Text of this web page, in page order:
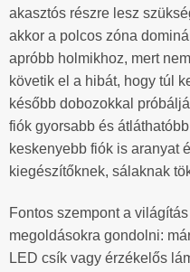
akasztós részre lesz
akkor a polcos zóna
apróbb holmikhoz, mert
követik el a hibát, hogy túl
később dobozokkal
fiók gyorsabb és
keskenyebb fiók is aranyat
kiegészítőknek, sálaknak
Fontos szempont a
megoldásokra gondolni:
LED csík vagy érzékelős